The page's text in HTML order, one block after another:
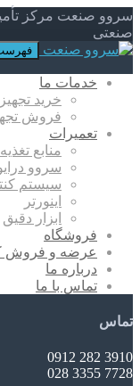
سروو صنعت مرکز
صنعتی
خدمات ما
خرید
فروش
تعمیرات
منابع تغذیه
سروو
سیستم
اینورتر
ابزار دقیق
فروشگاه
عرضه و فروش
درباره ما
تماس با ما
تماس
3910 282 0912
7728 3355 028